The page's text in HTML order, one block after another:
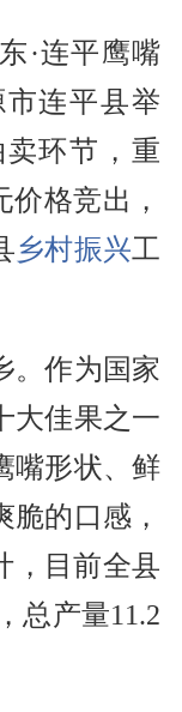
·连平鹰嘴
连平县举
环节，重
价格竞出，
乡村振兴工
。作为国家
大佳果之一
嘴形状、鲜
的口感，
，目前全县
总产量11.2